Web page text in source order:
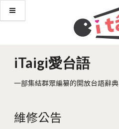
iTaigi愛台語
一部集結群眾編纂的開放台語辭典
維修公告